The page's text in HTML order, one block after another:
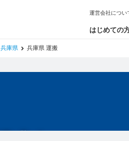
はじめての
運営会社につい
兵庫県 兵庫県 運搬